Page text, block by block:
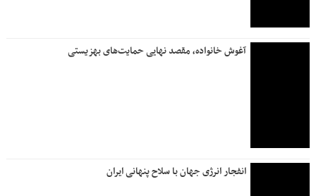
آغوش خانواده، مقصد نهایی حمایت‌های بهزیستی
انفجار انرژی جهان با سلاح پنهانی ایران